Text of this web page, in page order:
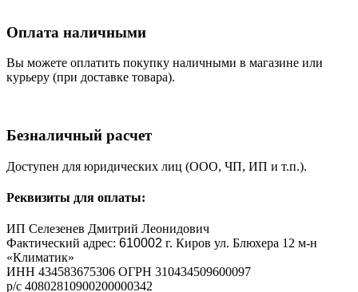
Оплата наличными
Вы можете оплатить покупку наличными в магазине или
курьеру (при доставке товара).
Безналичный расчет
Доступен для юридических лиц (ООО, ЧП, ИП и т.п.).
Реквизиты для оплаты:
ИП Селезенев Дмитрий Леонидович
Фактический адрес: 610002 г. Киров ул. Блюхера 12 м-н
«Климатик»
ИНН 434583675306 ОГРН 310434509600097
р/с 40802810900200000342